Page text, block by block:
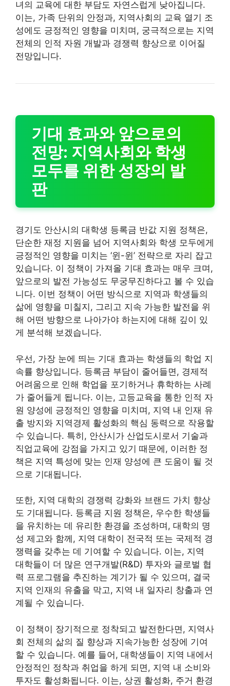
녀의 교육에 대한 부담도 자연스럽게 낮아집니다.
이는, 가족 단위의 안정과, 지역사회의 교육 열기 조
성에도 긍정적인 영향을 미치며, 궁극적으로는 지역
전체의 인적 자원 개발과 경쟁력 향상으로 이어질
전망입니다.
기대 효과와 앞으로의
전망: 지역사회와 학생
모두를 위한 성장의 발
판
경기도 안산시의 대학생 등록금 반값 지원 정책은,
단순한 재정 지원을 넘어 지역사회와 학생 모두에게
긍정적인 영향을 미치는 ‘윈-윈’ 전략으로 자리 잡고
있습니다. 이 정책이 가져올 기대 효과는 매우 크며,
앞으로의 발전 가능성도 무궁무진하다고 볼 수 있습
니다. 이번 정책이 어떤 방식으로 지역과 학생들의
삶에 영향을 미칠지, 그리고 지속 가능한 발전을 위
해 어떤 방향으로 나아가야 하는지에 대해 깊이 있
게 분석해 보겠습니다.
우선, 가장 눈에 띄는 기대 효과는 학생들의 학업 지
속률 향상입니다. 등록금 부담이 줄어들면, 경제적
어려움으로 인해 학업을 포기하거나 휴학하는 사례
가 줄어들게 됩니다. 이는, 고등교육을 통한 인적 자
원 양성에 긍정적인 영향을 미치며, 지역 내 인재 유
출 방지와 지역경제 활성화의 핵심 동력으로 작용할
수 있습니다. 특히, 안산시가 산업도시로서 기술과
직업교육에 강점을 가지고 있기 때문에, 이러한 정
책은 지역 특성에 맞는 인재 양성에 큰 도움이 될 것
으로 기대됩니다.
또한, 지역 대학의 경쟁력 강화와 브랜드 가치 향상
도 기대됩니다. 등록금 지원 정책은, 우수한 학생들
을 유치하는 데 유리한 환경을 조성하며, 대학의 명
성 제고와 함께, 지역 대학이 전국적 또는 국제적 경
쟁력을 갖추는 데 기여할 수 있습니다. 이는, 지역
대학들이 더 많은 연구개발(R&D) 투자와 글로벌 협
력 프로그램을 추진하는 계기가 될 수 있으며, 결국
지역 인재의 유출을 막고, 지역 내 일자리 창출과 연
계될 수 있습니다.
이 정책이 장기적으로 정착되고 발전한다면, 지역사
회 전체의 삶의 질 향상과 지속가능한 성장에 기여
할 수 있습니다. 예를 들어, 대학생들이 지역 내에서
안정적인 정착과 취업을 하게 되면, 지역 내 소비와
투자도 활성화됩니다. 이는, 상권 활성화, 주거 환경